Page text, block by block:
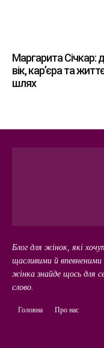
Маргарита Січкар:
вік, кар’єра та
шлях
Блог для жінок, які
щасливими й
жінка знайде щось для
слово.
Головна Про нас